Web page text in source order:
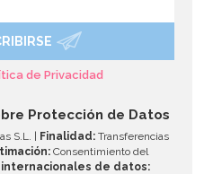
de Privacidad
Protección de Datos
S.L. | Finalidad: Transferencias
Consentimiento del
de datos: